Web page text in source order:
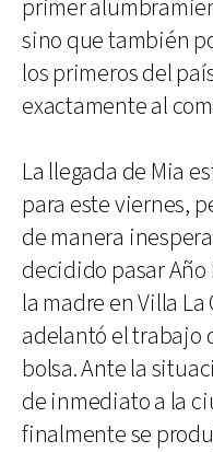
primer
sino que también
los primeros del
exactamente al
La llegada de Mia
para este viernes,
de manera
decidido pasar
la madre en Villa
adelantó el trabajo
bolsa. Ante la
de inmediato a la
finalmente se